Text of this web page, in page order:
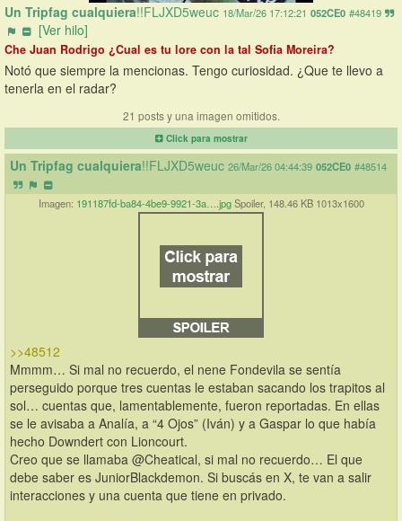
Un Tripfag cualquiera!!FLJXD5weuc 18/Mar/26 17:12:21 052CE0 #48419
[Ver hilo]
Che Juan Rodrigo ¿Cual es tu lore con la tal Sofia Moreira?
Notó que siempre la mencionas. Tengo curiosidad. ¿Que te llevo a
tenerla en el radar?
21 posts y una imagen omitidos.
Click para mostrar
Un Tripfag cualquiera!!FLJXD5weuc 26/Mar/26 04:44:39 052CE0 #48514
Imagen: 191187fd-ba84-4be9-9921-3a….jpg Spoiler, 148.46 KB 1013x1600
>>48512
Mmmm… Si mal no recuerdo, el nene Fondevila se sentía
perseguido porque tres cuentas le estaban sacando los trapitos al
sol… cuentas que, lamentablemente, fueron reportadas. En ellas
se le avisaba a Analía, a “4 Ojos” (Iván) y a Gaspar lo que había
hecho Downdert con Lioncourt.
Creo que se llamaba @Cheatical, si mal no recuerdo… El que
debe saber es JuniorBlackdemon. Si buscás en X, te van a salir
interacciones y una cuenta que tiene en privado.